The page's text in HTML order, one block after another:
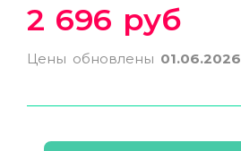
2 696 руб
Цены обновлены 01.06.2026